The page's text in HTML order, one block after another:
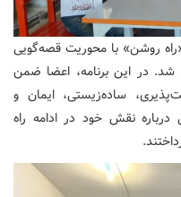
«راه روشن» با محوریت قصه‌گویی
شد. در این برنامه، اعضا ضمن
ساده‌زیستی، ایمان و
نقش خود در ادامه راه